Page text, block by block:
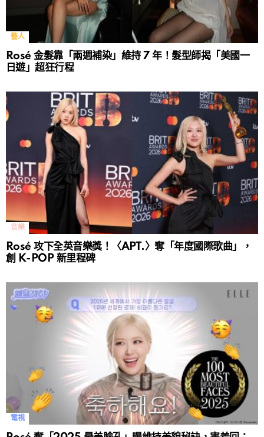
藝人
Rosé 金髮靠「兩週補染」維持 7 年！髮型師揭「美國一
日遊」超狂行程
音樂
Rosé 攻下全英音樂獎！〈APT.〉奪「年度國際歌曲」，
創 K-POP 新里程碑
電視